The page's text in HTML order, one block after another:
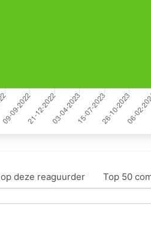
deze reaguurder Top 50